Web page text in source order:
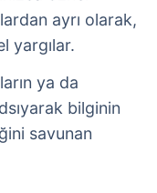
ayrı olarak,
yargılar.
ya da
bilginin
savunan